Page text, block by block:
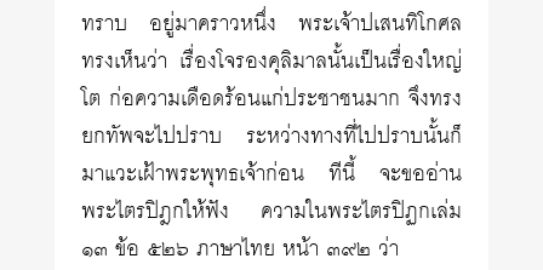
ทราบ อยู่มาคราวหนึ่ง พระเจ้าปเสนทิโกศล
ทรงเห็นว่า เรื่องโจรองคุลิมาลนั้นเป็นเรื่องใหญ่
โต ก่อความเดือดร้อนแก่ประชาชนมาก จึงทรง
ยกทัพจะไปปราบ ระหว่างทางที่ไปปราบนั้นก็
มาแวะเฝ้าพระพุทธเจ้าก่อน ทีนี้ จะขออ่าน
พระไตรปิฎกให้ฟัง ความในพระไตรปิฏกเล่ม
๑๓ ข้อ ๕๒๖ ภาษาไทย หน้า ๓๙๒ ว่า